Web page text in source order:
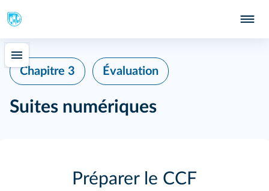
Chapitre 3 Évaluation
Suites numériques
Préparer le CCF